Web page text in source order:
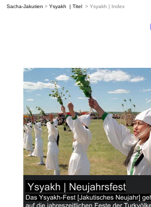
Sacha-Jakutien > Ysyakh | Titel
  >
Ysyakh | Index